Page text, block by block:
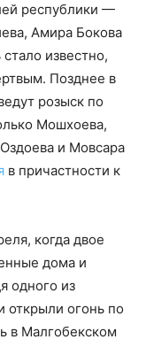
республики —
Амира Бокова
известно,
Позднее в
розыск по
Мошхоева,
и Мовсара
в причастности к
когда двое
дома и
одного из
открыли огонь по
в Малгобекском